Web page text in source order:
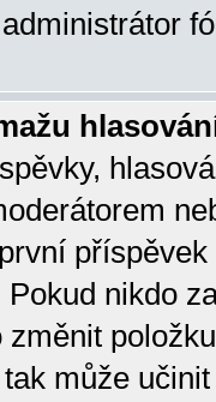
nikdo
změnit
může